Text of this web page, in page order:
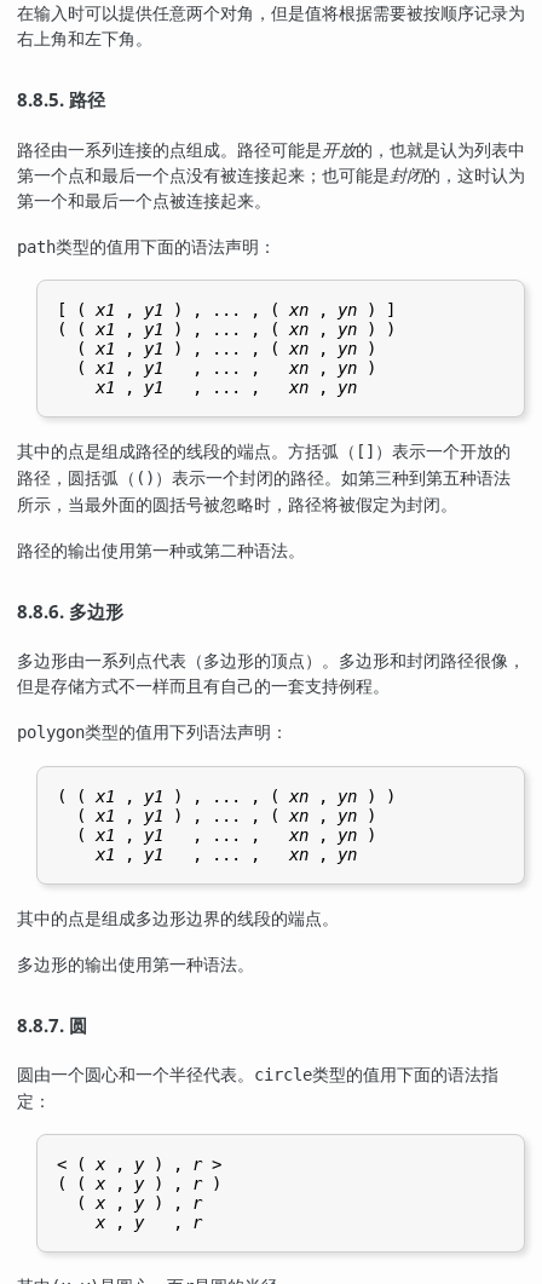
在输入时可以提供任意两个对角，但是值将根据需要被按顺序记录为
右上角和左下角。
8.8.5. 路径
路径由一系列连接的点组成。路径可能是开放的，也就是认为列表中
第一个点和最后一个点没有被连接起来；也可能是封闭的，这时认为
第一个和最后一个点被连接起来。
path类型的值用下面的语法声明：
[ ( x1 , y1 ) , ... , ( xn , yn ) ]
( ( x1 , y1 ) , ... , ( xn , yn ) )
  (
x1 , y1 ) , ... , ( xn , yn )
  (
x1 , y1
   , ... ,
xn , yn )
x1 , y1
   , ... ,
xn , yn
其中的点是组成路径的线段的端点。方括弧（ [] ）表示一个开放的
路径，圆括弧（ () ）表示一个封闭的路径。如第三种到第五种语法
所示，当最外面的圆括号被忽略时，路径将被假定为封闭。
路径的输出使用第一种或第二种语法。
8.8.6. 多边形
多边形由一系列点代表（多边形的顶点）。多边形和封闭路径很像，
但是存储方式不一样而且有自己的一套支持例程。
polygon类型的值用下列语法声明：
( ( x1 , y1 ) , ... , ( xn , yn ) )
  (
x1 , y1 ) , ... , ( xn , yn )
  (
x1 , y1
   , ... ,
xn , yn )
x1 , y1
   , ... ,
xn , yn
其中的点是组成多边形边界的线段的端点。
多边形的输出使用第一种语法。
8.8.7. 圆
圆由一个圆心和一个半径代表。 circle类型的值用下面的语法指
定：
< ( x , y ) , r >
( ( x , y ) , r )
  (
x , y ) , r
x , y
   ,
r